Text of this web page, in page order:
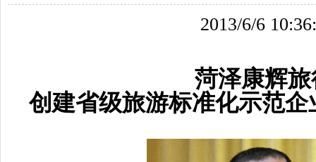
2013/6/6
菏泽康辉旅
创建省级旅游标准化示范